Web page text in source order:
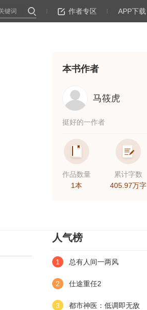
作者专区 APP下载
本书作者
马筱虎
挺好的一作者
作品数量
1本
累计字数
405.97万字
人气榜
1 总有人间一两风
2 仕途重任2
3 都市神医：低调即无敌